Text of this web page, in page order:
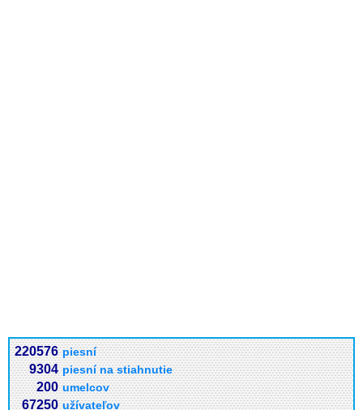
220576 piesní
9304 piesní na stiahnutie
200 umelcov
67250 užívateľov